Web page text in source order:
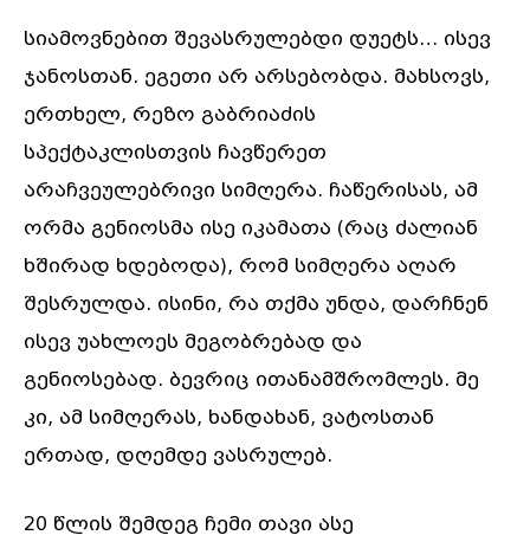
სიამოვნებით შევასრულებდი დუეტს… ისევ
ჯანოსთან. ეგეთი არ არსებობდა. მახსოვს,
ერთხელ, რეზო გაბრიაძის
სპექტაკლისთვის ჩავწერეთ
არაჩვეულებრივი სიმღერა. ჩაწერისას, ამ
ორმა გენიოსმა ისე იკამათა (რაც ძალიან
ხშირად ხდებოდა), რომ სიმღერა აღარ
შესრულდა. ისინი, რა თქმა უნდა, დარჩნენ
ისევ უახლოეს მეგობრებად და
გენიოსებად. ბევრიც ითანამშრომლეს. მე
კი, ამ სიმღერას, ხანდახან, ვატოსთან
ერთად, დღემდე ვასრულებ.
20 წლის შემდეგ ჩემი თავი ასე